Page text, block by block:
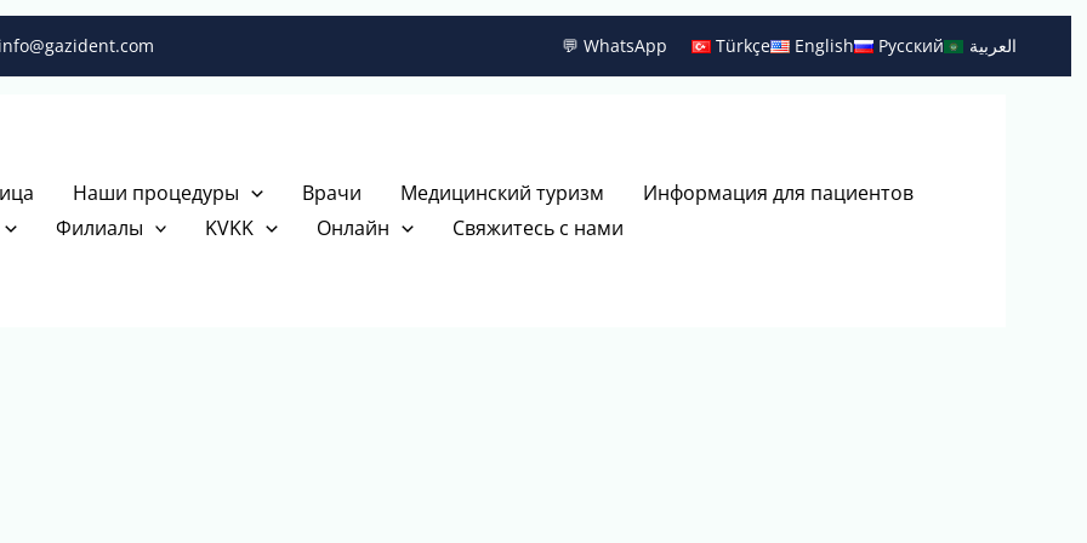
💬 WhatsApp Türkçe English Русский العربية
Наши процедуры Врачи Медицинский туризм
Информация для пациентов
Филиалы KVKK Онлайн Свяжитесь с нами